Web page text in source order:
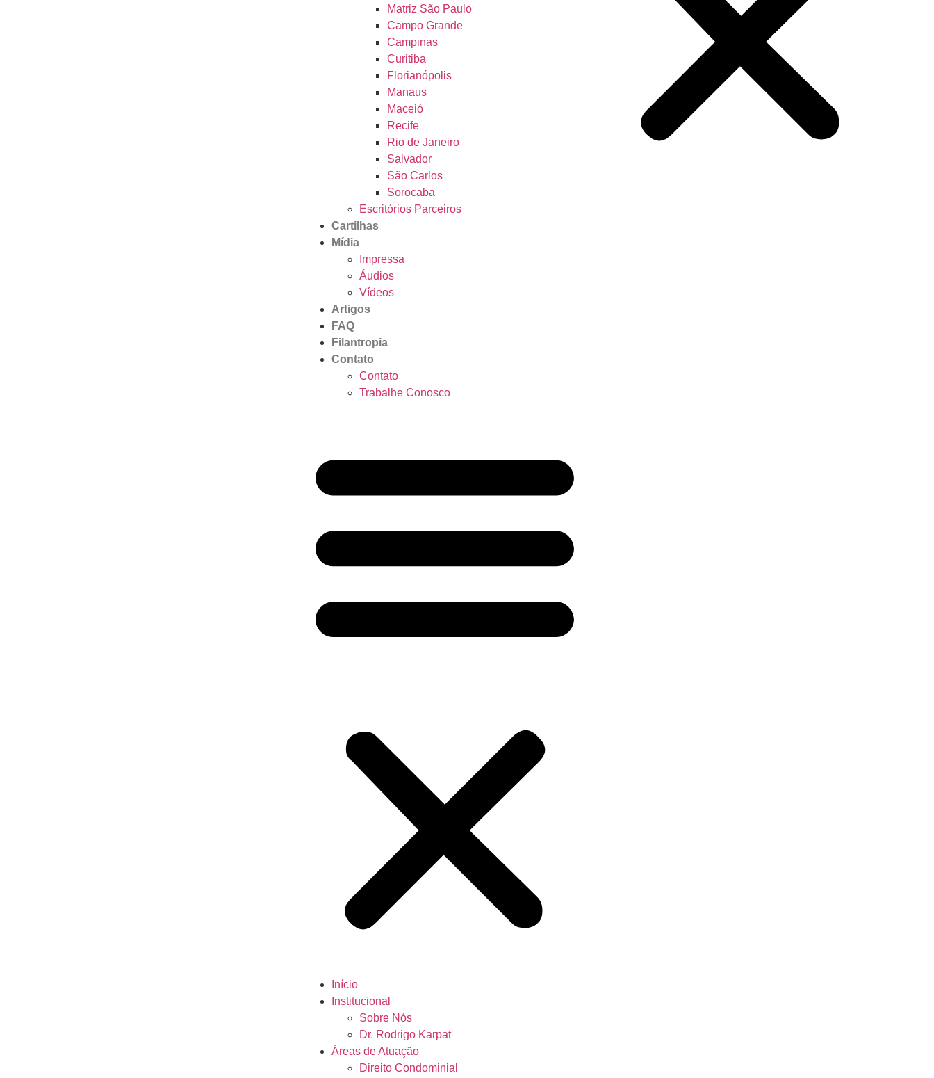
Matriz São Paulo
Campo Grande
Campinas
Curitiba
Florianópolis
Manaus
Maceió
Recife
Rio de Janeiro
Salvador
São Carlos
Sorocaba
Escritórios Parceiros
Cartilhas
Mídia
Impressa
Áudios
Vídeos
Artigos
FAQ
Filantropia
Contato
Contato
Trabalhe Conosco
Início
Institucional
Sobre Nós
Dr. Rodrigo Karpat
Áreas de Atuação
Direito Condominial